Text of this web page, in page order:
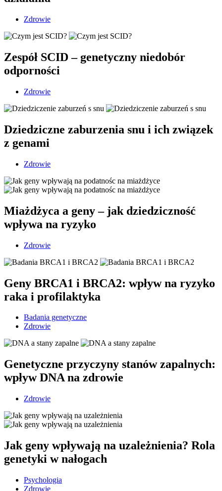
Zdrowie
Zespół SCID – genetyczny niedobór
odporności
Zdrowie
Dziedziczne zaburzenia snu i ich związek
z genami
Zdrowie
Miażdżyca a geny – jak dziedziczność
wpływa na ryzyko
Zdrowie
Geny BRCA1 i BRCA2: wpływ na ryzyko
raka i profilaktyka
Badania genetyczne
Zdrowie
Genetyczne przyczyny stanów zapalnych:
wpływ DNA na zdrowie
Zdrowie
Jak geny wpływają na uzależnienia? Rola
genetyki w nałogach
Psychologia
Zdrowie